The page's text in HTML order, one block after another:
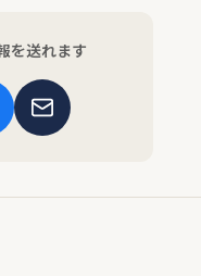
を送れます